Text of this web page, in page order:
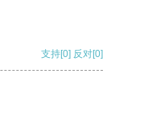
支持[0] 反对[0]